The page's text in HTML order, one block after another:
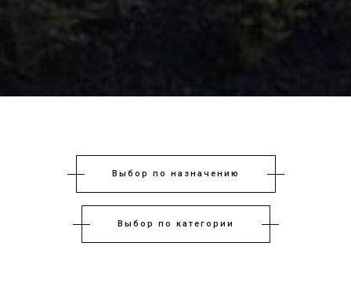
Выбор по назначению
Выбор по категории